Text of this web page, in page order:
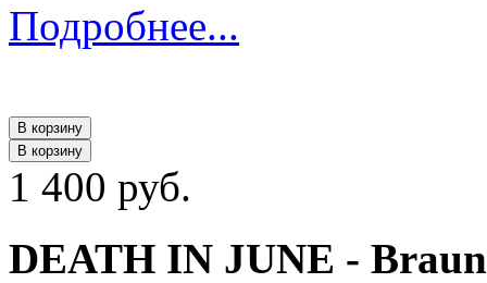
Подробнее...
В корзину
В корзину
1 400 руб.
DEATH IN JUNE -